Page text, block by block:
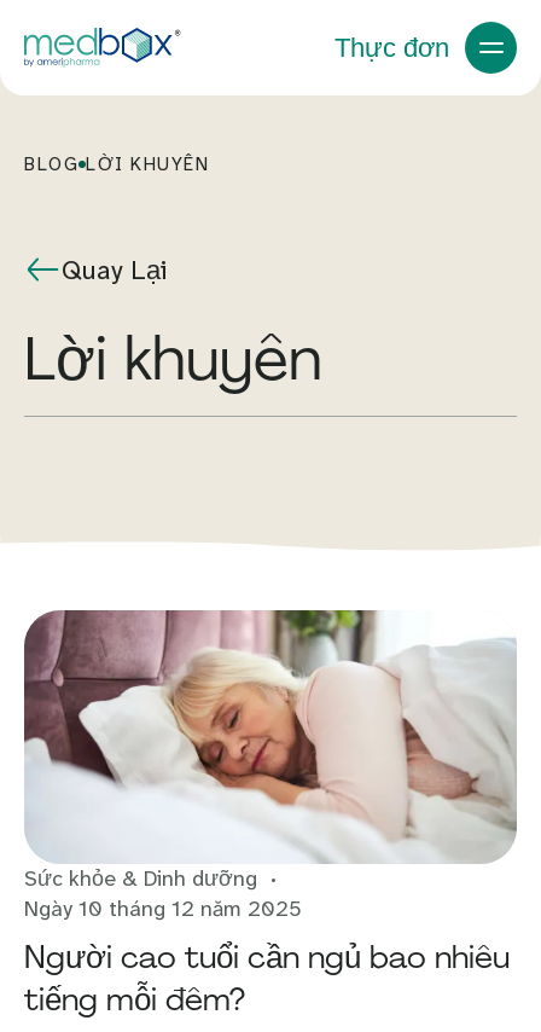
Thực đơn
BLOG LỜI KHUYÊN
Quay Lại
lời khuyên
Sức khỏe & Dinh dưỡng
Ngày 10 tháng 12 năm 2025
Người cao tuổi cần ngủ bao nhiêu
tiếng mỗi đêm?